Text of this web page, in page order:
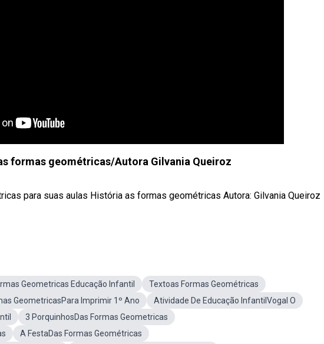
formas geométricas/Autora Gilvania Queiroz
para suas aulas História as formas geométricas Autora: Gilvania Queiroz
Geometricas Educação Infantil
Textoas Formas Geométricas
GeometricasPara Imprimir 1º Ano
Atividade De Educação InfantilVogal O
3 PorquinhosDas Formas Geometricas
A FestaDas Formas Geométricas